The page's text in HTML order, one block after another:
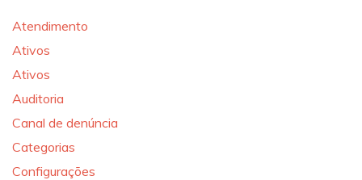
Atendimento
Ativos
Ativos
Auditoria
Canal de denúncia
Categorias
Configurações